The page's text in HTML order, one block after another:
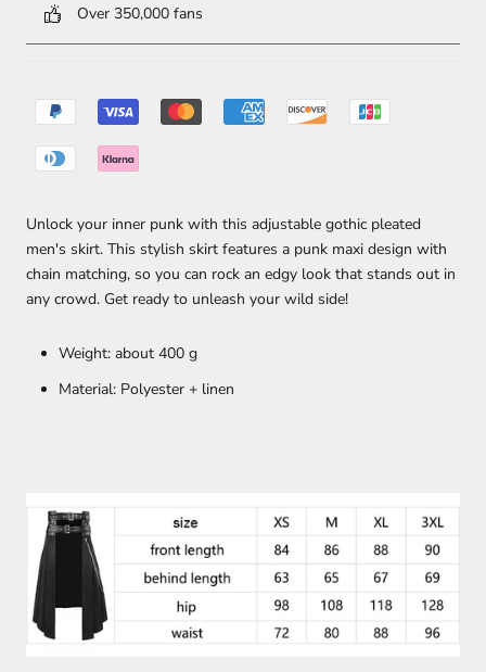
Over 350,000 fans
Unlock your inner punk with this adjustable gothic pleated
men's skirt. This stylish skirt features a punk maxi design with
chain matching, so you can rock an edgy look that stands out in
any crowd. Get ready to unleash your wild side!
Weight: about 400 g
Material: Polyester + linen